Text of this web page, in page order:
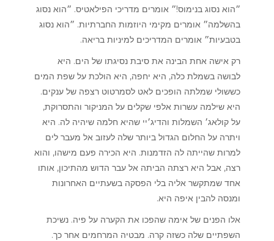
״הוא נסוג בנימוס!״ אומרים מדריכי הפילאטיס. ״הוא נסוג
בהשלמה״ אומרים מקימי היוזמות החברתיות. ״הוא נסוג
בטבעיות״ אומרים המדריכים למיניות בריאה.
רק אישה אחת הבינה את סיבת נסיגתו של הים. היא
לבושה בשמלת כלה, היא יחפה, היא הולכת על שפת המים
כששולי שמלתה הופכים לאט לסמרטוט רצפה של ענקים.
היא שילמה עשרות אלפי שקלים על המניקור והתסרוקת,
על קולאג׳ השמלות והדיג׳יי שהיא חלמה שיהיה לה. היא
ויתרה על החלום הגדול ביותר שלה לעזוב אל מעבר לים
למרות שהייתה לה הזדמנות. היא הכירה פעם מישהו, והוא
רצה, אבל היא רצתה הביתה אל עבר הדוש מהתיכון, אותו
אחד שמתקשר אליה בלי הפסקה בשעתיים האחרונות
ומנסה להבין איפה היא.
אלו הפנים של אימה שהפכו את הקערה על פיה. נשיכת
השפתיים שלה כשזה קרה. מבטיה המרחמים אחר כך.